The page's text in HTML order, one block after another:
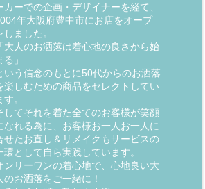
カーでの企画・デザイナーを経て、
年大阪府豊中市にお店をオープ
しました。
「大人のお洒落は着心地の良さから始
る」
いう信念のもとに50代からのお洒落
楽しむための商品をセレクトしてい
す。
してそれを着た全てのお客様が笑顔
なれる為に、お客様お一人お一人に
せたお直し＆リメイクもサービスの
環として自ら実践しています。
ンリーワンの着心地で、心地良い大
のお洒落をご一緒に！